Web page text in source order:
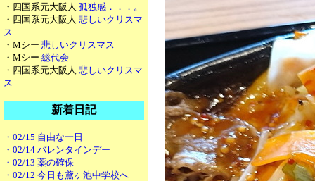
・四国系元大阪人 孤独感．．．。
・四国系元大阪人 悲しいクリスマ
ス
・Mシー 悲しいクリスマス
・Mシー 総代会
・四国系元大阪人 悲しいクリスマ
ス
新着日記
・02/15 自由な一日
・02/14 バレンタインデー
・02/13 薬の確保
・02/12 今日も鳶ヶ池中学校へ